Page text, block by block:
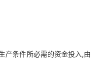
产条件所必需的资金投入,由